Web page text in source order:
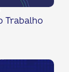
Trabalho